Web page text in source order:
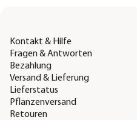
Kontakt & Hilfe
Fragen & Antworten
Bezahlung
Versand & Lieferung
Lieferstatus
Pflanzenversand
Retouren